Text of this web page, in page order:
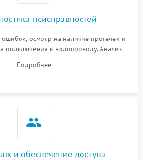
неисправностей
осмотр на наличие протечек и
подключения к водопроводу. Анализ
слива, нагрева, вращения
или срабатывание системы защиты
Подробнее
и обеспечение доступа